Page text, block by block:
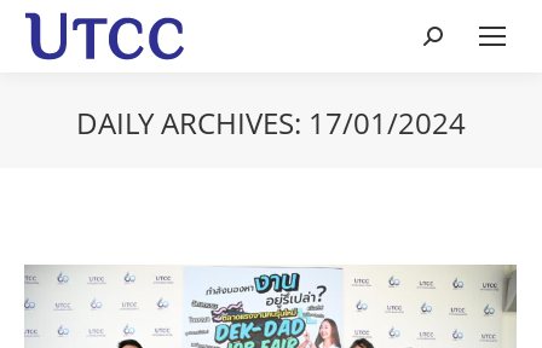
Search:
DAILY ARCHIVES: 17/01/2024